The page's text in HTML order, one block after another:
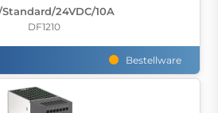
Standard/24VDC/10A
DF1210
Bestellware